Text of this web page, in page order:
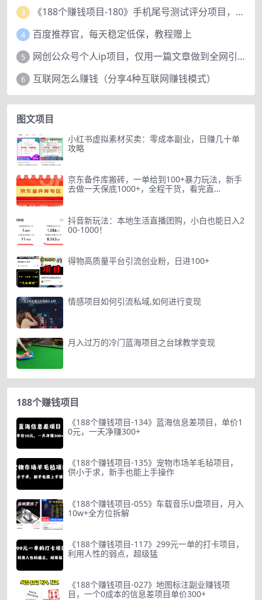
3 《188个赚钱项目-180》手机尾号测试评分项目，短视频直播日赚200+
4 百度推荐官，每天稳定低保，教程赠上
5 网创公众号个人ip项目，仅用一篇文章做到全网引流！
6 互联网怎么赚钱（分享4种互联网赚钱模式）
图文项目
小红书虚拟素材买卖：零成本副业，日赚几十单
攻略
京东备件库搬砖，一单给到100+暴力玩法，新手
去做一天保底1000+，全程干货，看完直…
抖音新玩法：本地生活直播团购，小白也能日入2
00-1000！
得物高质量平台引流创业粉，日进100+
情感项目如何引流私域,如何进行变现
月入过万的冷门蓝海项目之台球教学变现
188个赚钱项目
《188个赚钱项目-134》蓝海信息差项目，单价1
0元，一天净赚300+
《188个赚钱项目-135》宠物市场羊毛毡项目，
供小于求，新手也能上手操作
《188个赚钱项目-055》车载音乐U盘项目，月入
10w+全方位拆解
《188个赚钱项目-117》299元一单的打卡项目，
利用人性的弱点，超级猛
《188个赚钱项目-027》地图标注副业赚钱项
目，一个0成本的信息差项目单价300+